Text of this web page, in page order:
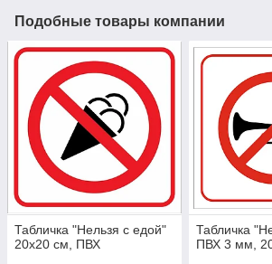
Подобные товары компании
Табличка "Нельзя с едой"
20х20 см, ПВХ
Табличка
ПВХ 3 мм,